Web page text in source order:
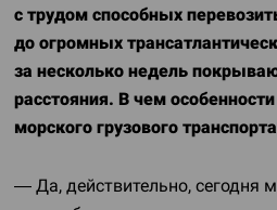
с трудом способных
до огромных
за несколько недель
расстояния. В чем
морского грузового
— Да, действительно, сегодня